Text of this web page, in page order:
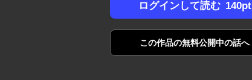
ログインして読む 140pt
この作品の無料公開中の話へ